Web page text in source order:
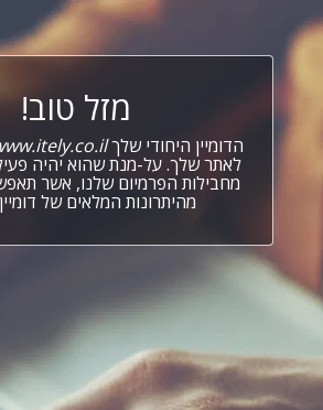
מזל טוב!
הדומיין היחודי שלך
לאתר שלך. על-מנת שהוא יהיה
מחבילות הפרמיום שלנו, אשר
מהיתרונות המלאים של